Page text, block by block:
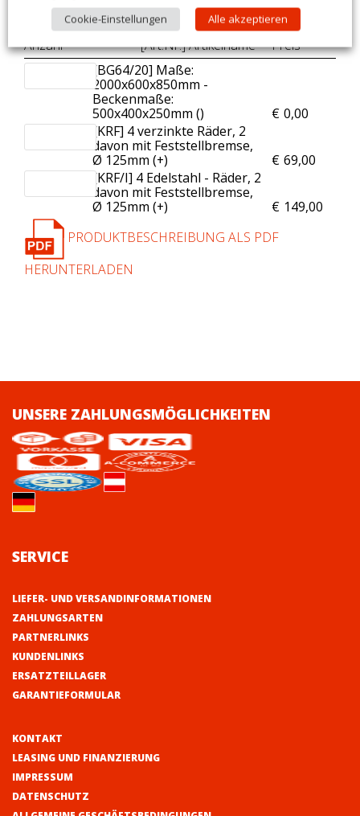
Zubehör:
Anzahl
[Art.Nr.] Artikelname
Preis
[BG64/20] Maße:
2000x600x850mm -
Beckenmaße:
500x400x250mm (
€ 0,00
)
[KRF] 4 verzinkte Räder, 2
davon mit Feststellbremse,
Ø 125mm (+
€ 69,00
)
[KRF/I] 4 Edelstahl - Räder, 2
davon mit Feststellbremse,
Ø 125mm (+
€ 149,00
)
PRODUKTBESCHREIBUNG ALS PDF
HERUNTERLADEN
UNSERE ZAHLUNGSMÖGLICHKEITEN
SERVICE
LIEFER- UND VERSANDINFORMATIONEN
ZAHLUNGSARTEN
PARTNERLINKS
KUNDENLINKS
ERSATZTEILLAGER
GARANTIEFORMULAR
KONTAKT
LEASING UND FINANZIERUNG
IMPRESSUM
DATENSCHUTZ
Cookie-Einstellungen Alle akzeptieren